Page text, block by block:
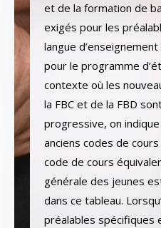
et de la formation de
exigés pour les
langue
pour le programme
contexte où les
la FBC et de la FBD
progressive, on
anciens codes de
code de cours
générale des jeunes
dans ce tableau.
préalables spécifiques